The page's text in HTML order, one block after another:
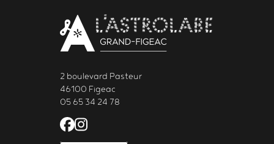
2 boulevard Pasteur
46100 Figeac
05 65 34 24 78
Facebook de l'Astrolabe Grand
Instagram de l'Astrolabe Grand